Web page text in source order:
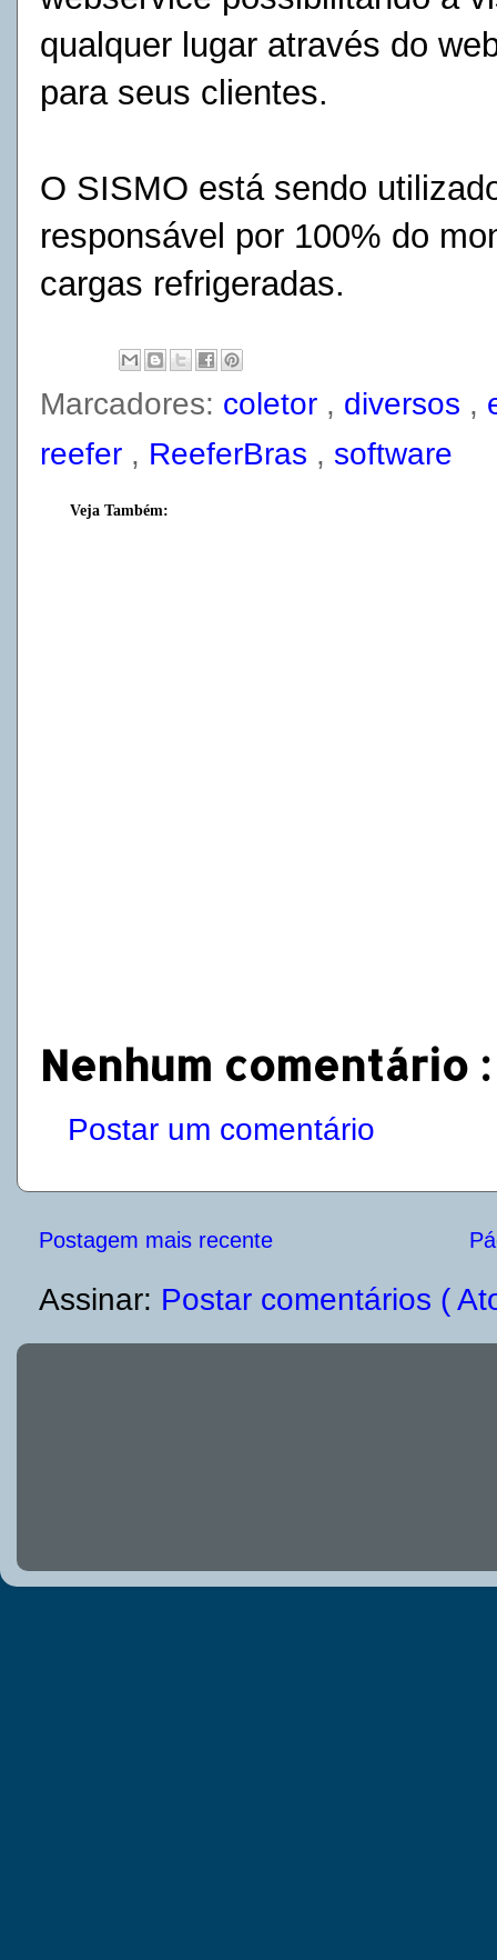
qualquer lugar através do
para seus clientes.
O SISMO está sendo
responsável por 100% do
cargas refrigeradas.
Marcadores: coletor , diversos ,
reefer , ReeferBras , software
Veja Também:
Nenhum comentário :
Postar um comentário
Postagem mais recente
Assinar: Postar comentários (